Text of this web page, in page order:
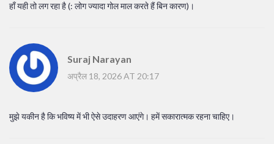
हाँ यही तो लग रहा है (: लोग ज्यादा गोल माल करते हैं बिन कारण)।
Suraj Narayan
अप्रैल 18, 2026 AT 20:17
मुझे यकीन है कि भविष्य में भी ऐसे उदाहरण आएंगे। हमें सकारात्मक रहना चाहिए।